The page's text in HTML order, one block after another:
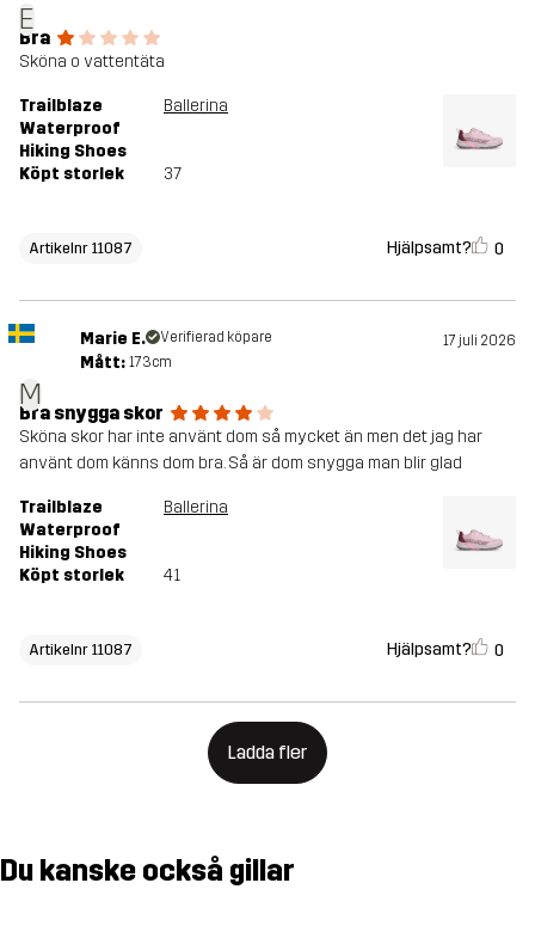
E
Bra
Sköna o vattentäta
Trailblaze
Waterproof
Hiking Shoes
Ballerina
Köpt storlek 37
Artikelnr 11087 Hjälpsamt? 0
M
Marie E. Verifierad köpare 17 juli 2026
Mått: 173cm
Bra snygga skor
Sköna skor har inte använt dom så mycket än men det jag har
använt dom känns dom bra. Så är dom snygga man blir glad
Trailblaze
Waterproof
Hiking Shoes
Ballerina
Köpt storlek 41
Artikelnr 11087 Hjälpsamt? 0
Ladda fler
Du kanske också gillar